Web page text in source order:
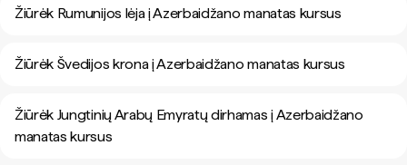
Žiūrėk Rumunijos lėja į Azerbaidžano manatas kursus
Žiūrėk Švedijos krona į Azerbaidžano manatas kursus
Žiūrėk Jungtinių Arabų Emyratų dirhamas į Azerbaidžano
manatas kursus